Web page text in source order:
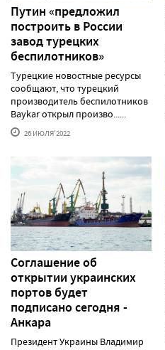
Путин «предложил
построить в России
завод турецких
беспилотников»
Турецкие новостные ресурсы
сообщают, что турецкий
производитель беспилотников
Baykar открыл произво......
26 ИЮЛЯ'2022
Соглашение об
открытии украинских
портов будет
подписано сегодня -
Анкара
Президент Украины Владимир